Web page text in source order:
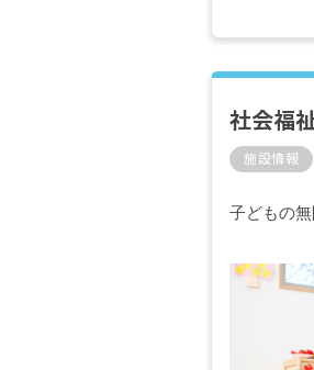
社会福
施設情報
子どもの